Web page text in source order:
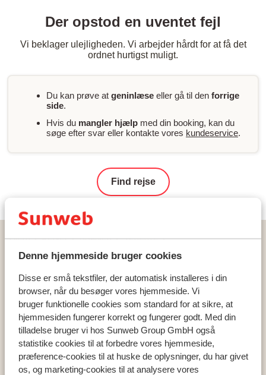
Denne hjemmeside bruger cookies
Disse er små tekstfiler, der automatisk installeres i din
browser, når du besøger vores hjemmeside. Vi
bruger funktionelle cookies som standard for at sikre, at
hjemmesiden fungerer korrekt og fungerer godt. Med din
tilladelse bruger vi hos Sunweb Group GmbH også
statistike cookies til at forbedre vores hjemmeside,
præference-cookies til at huske de oplysninger, du har givet
os, og marketing-cookies til at analysere vores
Der opstod en uventet fejl
Vi beklager ulejligheden. Vi arbejder hårdt for at få det
ordnet hurtigst muligt.
Du kan prøve at geninlæse eller gå til den forrige
side.
Hvis du mangler hjælp med din booking, kan du
søge efter svar eller kontakte vores kundeservice.
Find rejse
Hjem Rejser Spanien
Tenerife
Playa de Las Americas
Bungalows los Cardones Boutique
Populære lande
Tyrkiet
Grækenland
Egypten